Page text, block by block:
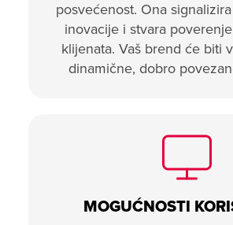
posvećenost. Ona
inovacije i stvara
klijenata. Vaš brend će biti
dinamične, dobro
MOGUĆNOSTI